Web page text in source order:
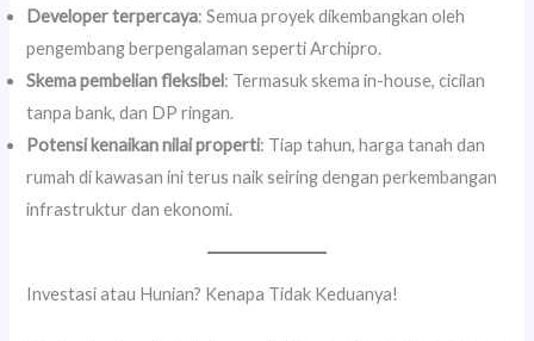
Developer terpercaya: Semua proyek dikembangkan oleh
pengembang berpengalaman seperti Archipro.
Skema pembelian fleksibel: Termasuk skema in-house, cicilan
tanpa bank, dan DP ringan.
Potensi kenaikan nilai properti: Tiap tahun, harga tanah dan
rumah di kawasan ini terus naik seiring dengan perkembangan
infrastruktur dan ekonomi.
Investasi atau Hunian? Kenapa Tidak Keduanya!